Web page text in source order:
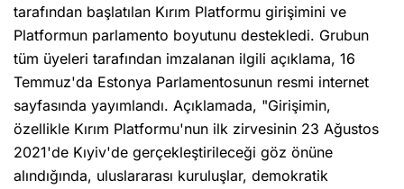
tarafından başlatılan Kırım Platformu girişimini ve
Platformun parlamento boyutunu destekledi. Grubun
tüm üyeleri tarafından imzalanan ilgili açıklama, 16
Temmuz'da Estonya Parlamentosunun resmi internet
sayfasında yayımlandı. Açıklamada, "Girişimin,
özellikle Kırım Platformu'nun ilk zirvesinin 23 Ağustos
2021'de Kıyiv'de gerçekleştirileceği göz önüne
alındığında, uluslararası kuruluşlar, demokratik